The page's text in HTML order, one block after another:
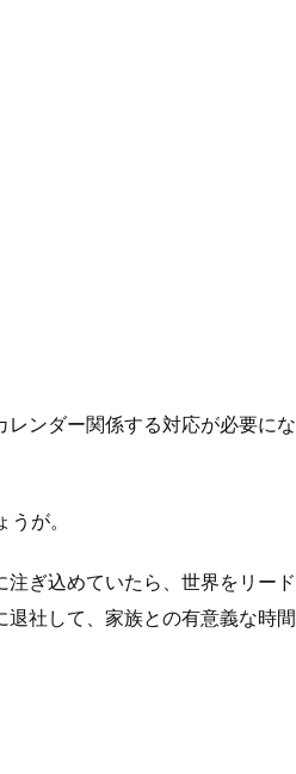
ンダー関係する対応が必要にな
が。
ぎ込めていたら、世界をリード
社して、家族との有意義な時間